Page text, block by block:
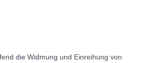
die Widmung und Einreihung von